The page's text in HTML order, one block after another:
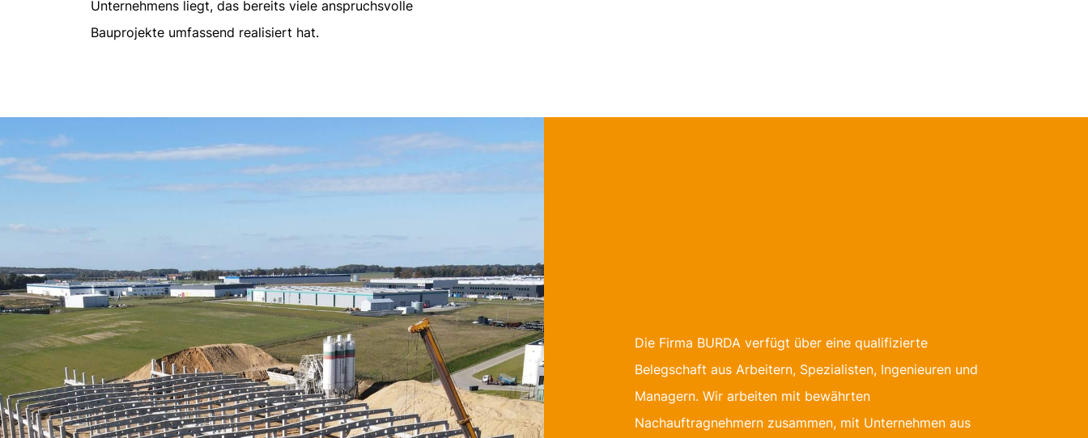
Unternehmens liegt, das bereits viele anspruchsvolle
Bauprojekte umfassend realisiert hat.
Die Firma BURDA verfügt über eine qualifizierte
Belegschaft aus Arbeitern, Spezialisten, Ingenieuren und
Managern. Wir arbeiten mit bewährten
Nachauftragnehmern zusammen, mit Unternehmen aus